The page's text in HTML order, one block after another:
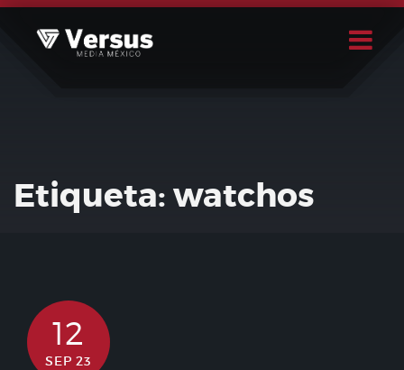
Skip
Etiqueta:watchos
12
SEP 23